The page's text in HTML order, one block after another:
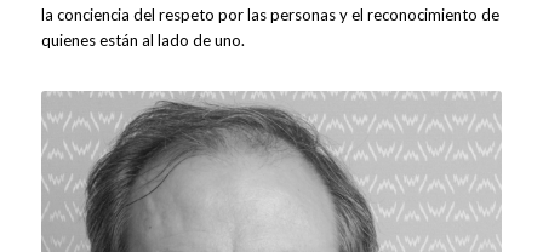
la conciencia del respeto por las personas y el reconocimiento de
quienes están al lado de uno.